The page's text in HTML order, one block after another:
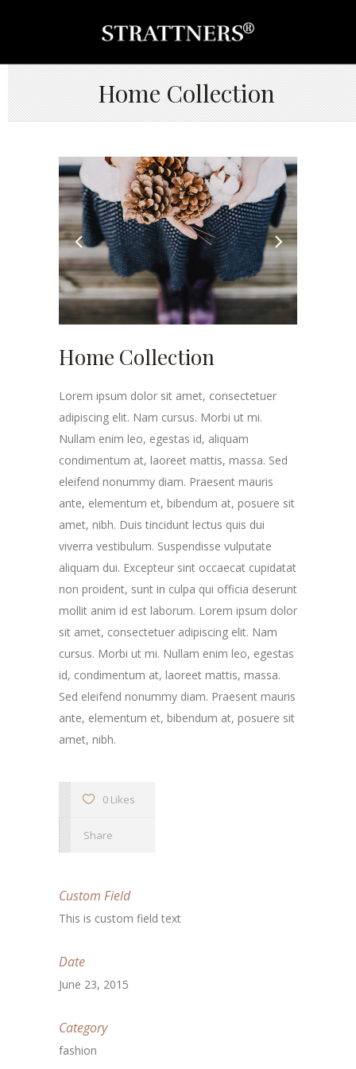
Home Collection
Home Collection
Lorem ipsum dolor sit amet, consectetuer
adipiscing elit. Nam cursus. Morbi ut mi.
Nullam enim leo, egestas id, aliquam
condimentum at, laoreet mattis, massa. Sed
eleifend nonummy diam. Praesent mauris
ante, elementum et, bibendum at, posuere sit
amet, nibh. Duis tincidunt lectus quis dui
viverra vestibulum. Suspendisse vulputate
aliquam dui. Excepteur sint occaecat cupidatat
non proident, sunt in culpa qui officia deserunt
mollit anim id est laborum. Lorem ipsum dolor
sit amet, consectetuer adipiscing elit. Nam
cursus. Morbi ut mi. Nullam enim leo, egestas
id, condimentum at, laoreet mattis, massa.
Sed eleifend nonummy diam. Praesent mauris
ante, elementum et, bibendum at, posuere sit
amet, nibh.
0 Likes
Share
Custom Field
This is custom field text
Date
June 23, 2015
Category
fashion